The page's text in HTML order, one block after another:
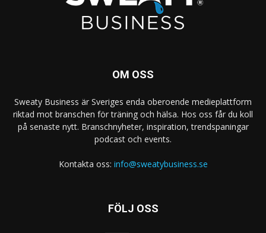
OM OSS
Sweaty Business är Sveriges enda oberoende medieplattform
riktad mot branschen för träning och hälsa. Hos oss får du koll
på senaste nytt. Branschnyheter, inspiration, trendspaningar
podcast och events.
Kontakta oss: info@sweatybusiness.se
FÖLJ OSS